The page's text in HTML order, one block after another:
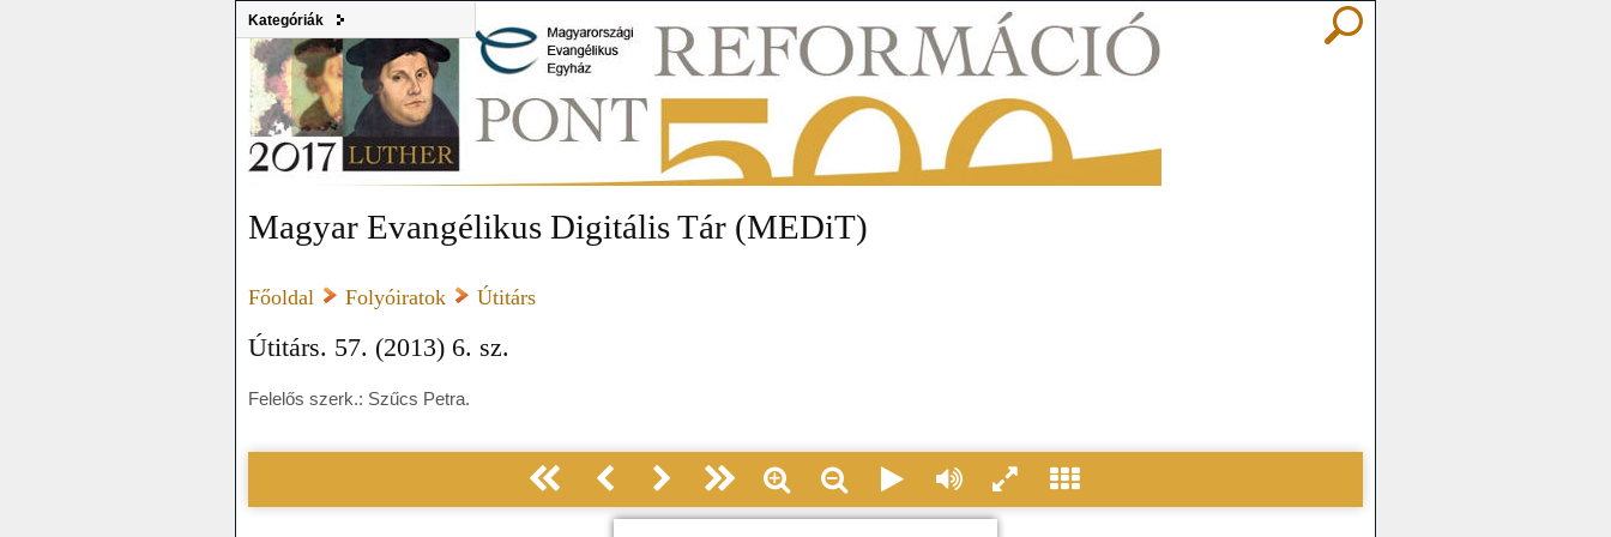
Kategóriák
Magyar Evangélikus Digitális Tár (MEDiT)
Főoldal Folyóiratok Útitárs
Útitárs. 57. (2013) 6. sz.
Felelős szerk.: Szűcs Petra.